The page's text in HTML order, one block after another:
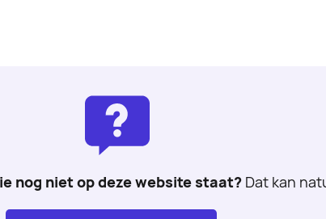
nog niet op deze website staat?Dat kan